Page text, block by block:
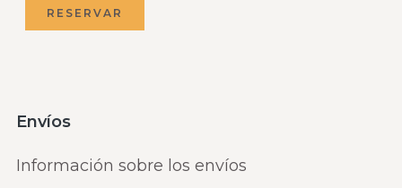
RESERVAR
Envíos
Información sobre los envíos